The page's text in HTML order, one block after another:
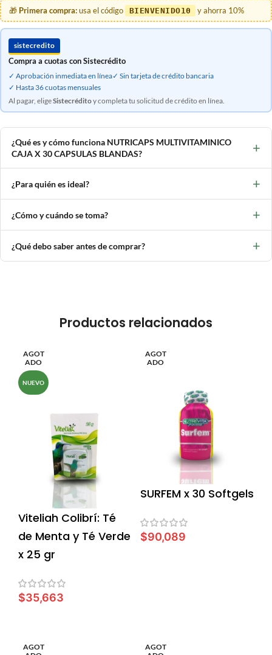
🎁 Primera compra:usa el código BIENVENIDO10 y ahorra 10%
sistecredito
Compra a cuotas con Sistecrédito
✓ Aprobación inmediata en línea✓ Sin tarjeta de crédito bancaria
✓ Hasta 36 cuotas mensuales
Al pagar, eligeSistecréditoy completa tu solicitud de crédito en línea.
¿Qué es y cómo funciona NUTRICAPS MULTIVITAMINICO
CAJA X 30 CAPSULAS BLANDAS?
+
¿Para quién es ideal? +
¿Cómo y cuándo se toma? +
¿Qué debo saber antes de comprar? +
Productos relacionados
AGOT
ADO
NUEVO
Viteliah Colibrí: Té
de Menta y Té Verde
x 25 gr
$35,663
AGOT
ADO
SURFEM x 30 Softgels
$90,089
AGOT
AGOT